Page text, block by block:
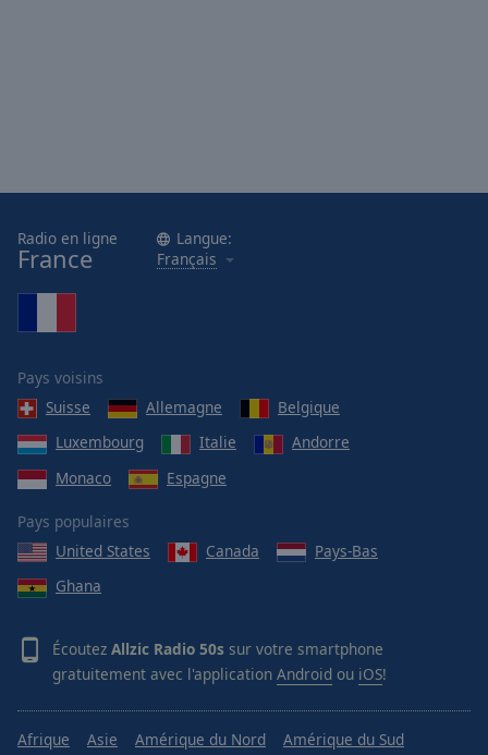
Radio en ligne
France
Langue:
Français
Pays voisins
Suisse
Allemagne
Belgique
Luxembourg
Italie
Andorre
Monaco
Espagne
Pays populaires
United States
Canada
Pays-Bas
Ghana
Écoutez Allzic Radio 50s sur votre smartphone
gratuitement avec l'application Android ou iOS!
Afrique Asie Amérique du Nord Amérique du Sud